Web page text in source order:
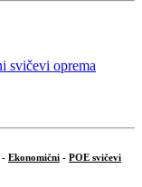
- Ekonomični - POE svičevi